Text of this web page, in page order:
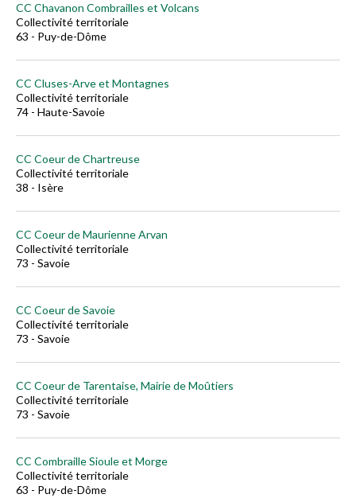
CC Chavanon Combrailles et Volcans
Collectivité territoriale
63 - Puy-de-Dôme
CC Cluses-Arve et Montagnes
Collectivité territoriale
74 - Haute-Savoie
CC Coeur de Chartreuse
Collectivité territoriale
38 - Isère
CC Coeur de Maurienne Arvan
Collectivité territoriale
73 - Savoie
CC Coeur de Savoie
Collectivité territoriale
73 - Savoie
CC Coeur de Tarentaise, Mairie de Moûtiers
Collectivité territoriale
73 - Savoie
CC Combraille Sioule et Morge
Collectivité territoriale
63 - Puy-de-Dôme